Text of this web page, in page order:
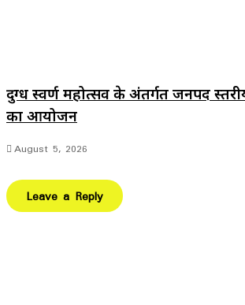
दुग्ध स्वर्ण महोत्सव के अंतर्गत जनपद
का आयोजन
August 5, 2026
Leave a Reply